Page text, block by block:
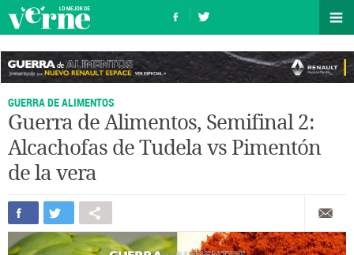
GUERRA DE ALIMENTOS
Guerra de Alimentos, Semifinal 2:
Alcachofas de Tudela vs Pimentón
de la vera